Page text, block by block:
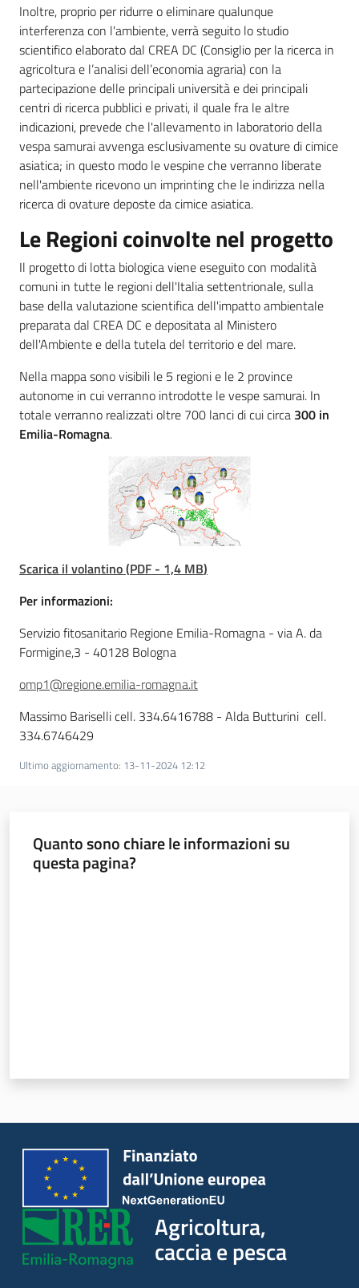
Inoltre, proprio per ridurre o eliminare qualunque
interferenza con l'ambiente, verrà seguito lo studio
scientifico elaborato dal CREA DC (Consiglio per la ricerca in
agricoltura e l’analisi dell’economia agraria) con la
partecipazione delle principali università e dei principali
centri di ricerca pubblici e privati, il quale fra le altre
indicazioni, prevede che l'allevamento in laboratorio della
vespa samurai avvenga esclusivamente su ovature di cimice
asiatica; in questo modo le vespine che verranno liberate
nell'ambiente ricevono un imprinting che le indirizza nella
ricerca di ovature deposte da cimice asiatica.
Le Regioni coinvolte nel progetto
Il progetto di lotta biologica viene eseguito con modalità
comuni in tutte le regioni dell'Italia settentrionale, sulla
base della valutazione scientifica dell'impatto ambientale
preparata dal CREA DC e depositata al Ministero
dell'Ambiente e della tutela del territorio e del mare.
Nella mappa sono visibili le 5 regioni e le 2 province
autonome in cui verranno introdotte le vespe samurai. In
totale verranno realizzati oltre 700 lanci di cui circa 300 in
Emilia-Romagna.
Scarica il volantino(PDF - 1,4 MB)
Per informazioni:
Servizio fitosanitario Regione Emilia-Romagna - via A. da
Formigine,3 - 40128 Bologna
omp1@regione.emilia-romagna.it
Massimo Bariselli cell. 334.6416788 - Alda Butturini cell.
334.6746429
Ultimo aggiornamento: 13-11-2024 12:12
Quanto sono chiare le informazioni su
questa pagina?
Agricoltura,
caccia e pesca